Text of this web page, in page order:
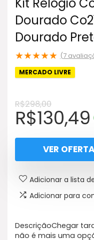
Dourado
Dourado
★★★★★ (7
MERCADO LIVRE
R$298,00
O
preço
original
era:
R$130,49
VER
Adicionar a lista
Adicionar para
DescriçãoChegar
não é mais uma